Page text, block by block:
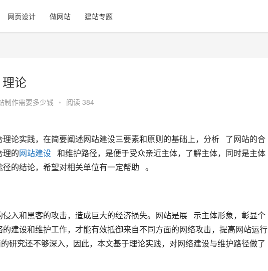
网页设计 做网站 建站专题
论
制作需要多少钱 • 阅读 384
论实践，在简要阐述网站建设三要素和原则的基础上，分析   了网站的合
理的网站建设 和维护路径，是便于受众亲近主体，了解主体，同时是主体
的结论，希望对相关单位有一定帮助   。
入和黑客的攻击，造成巨大的经济损失。网站是展   示主体形象，彰显个
建设和维护工作，才能有效抵御来自不同方面的网络攻击，提高网站运行
研究还不够深入，因此，本文基于理论实践，对网络建设与维护路径做了